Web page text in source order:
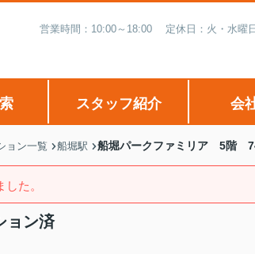
営業時間：10:00～18:00 定休日：火・水曜
スタッフ紹介 会
ョン一覧 船堀駅 船堀パークファミリア 5階
た。
ン済